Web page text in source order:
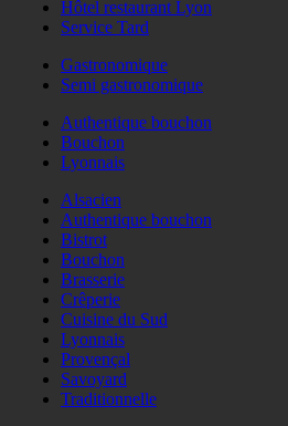
Hôtel restaurant Lyon
Service Tard
Gastronomique
Semi gastronomique
Authentique bouchon
Bouchon
Lyonnais
Alsacien
Authentique bouchon
Bistrot
Bouchon
Brasserie
Crêperie
Cuisine du Sud
Lyonnais
Provençal
Savoyard
Traditionnelle